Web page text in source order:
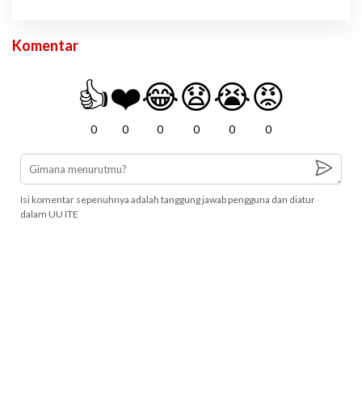
Komentar
👍
0
❤️
0
😂
0
😧
0
😭
0
😡
0
Isi komentar sepenuhnya adalah tanggung jawab pengguna dan diatur
dalam UU ITE